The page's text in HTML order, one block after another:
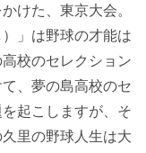
けた、東京大会。
」は野球の才能は
校のセレクション
、夢の島高校のセ
起こしますが、そ
里の野球人生は大